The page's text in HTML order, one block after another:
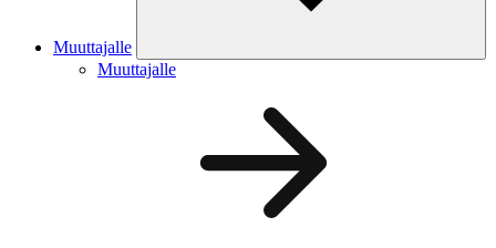
Muuttajalle
Muuttajalle